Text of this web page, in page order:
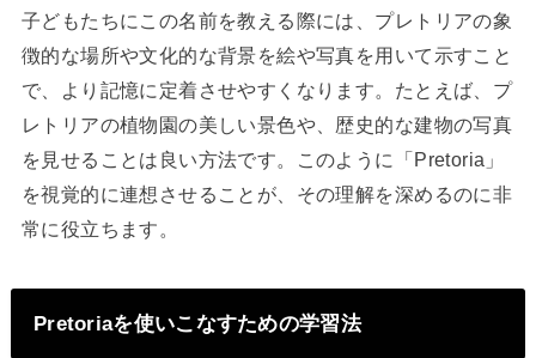
子どもたちにこの名前を教える際には、プレトリアの象
徴的な場所や文化的な背景を絵や写真を用いて示すこと
で、より記憶に定着させやすくなります。たとえば、プ
レトリアの植物園の美しい景色や、歴史的な建物の写真
を見せることは良い方法です。このように「Pretoria」
を視覚的に連想させることが、その理解を深めるのに非
常に役立ちます。
Pretoriaを使いこなすための学習法